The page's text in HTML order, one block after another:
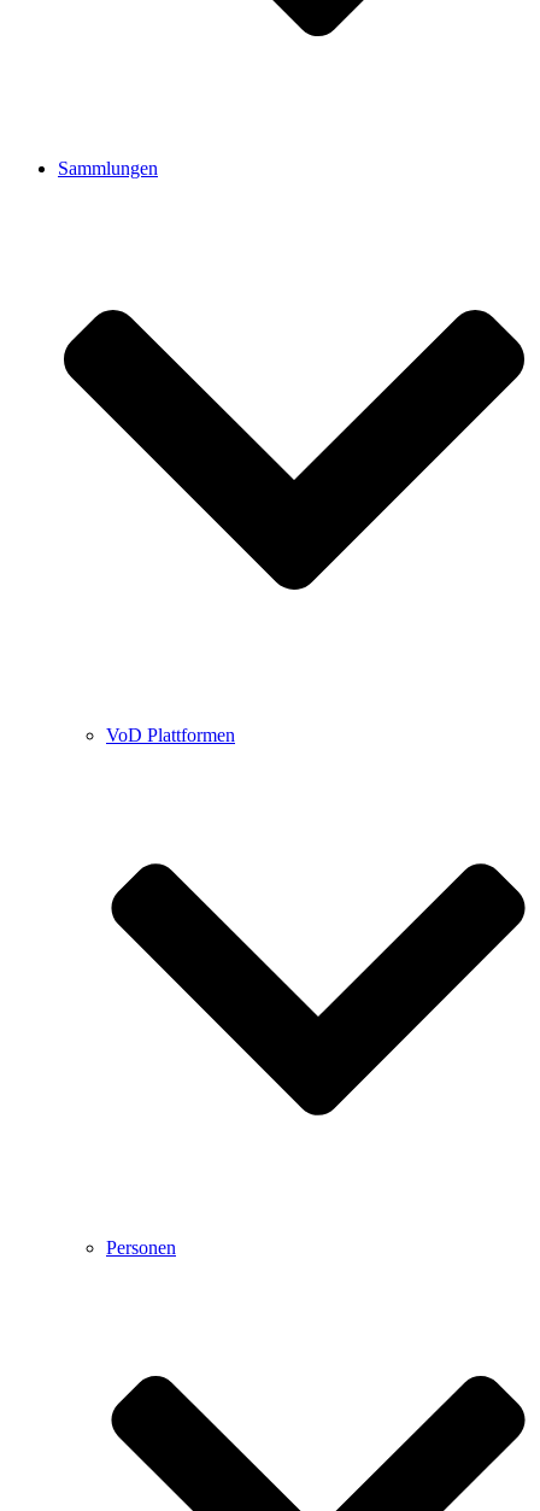
Sammlungen
VoD Plattformen
Personen